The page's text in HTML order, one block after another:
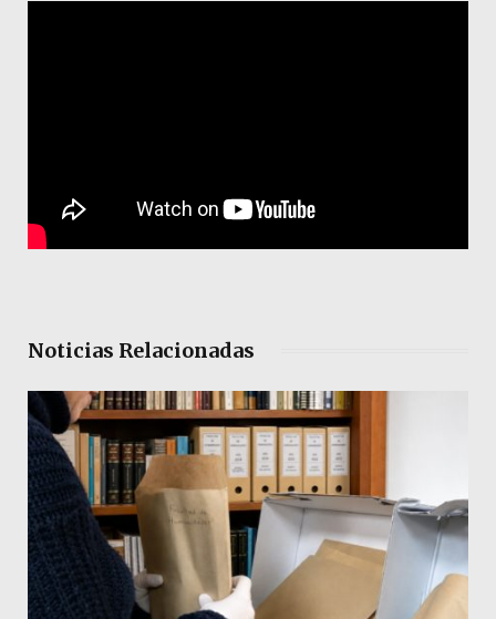
Noticias Relacionadas